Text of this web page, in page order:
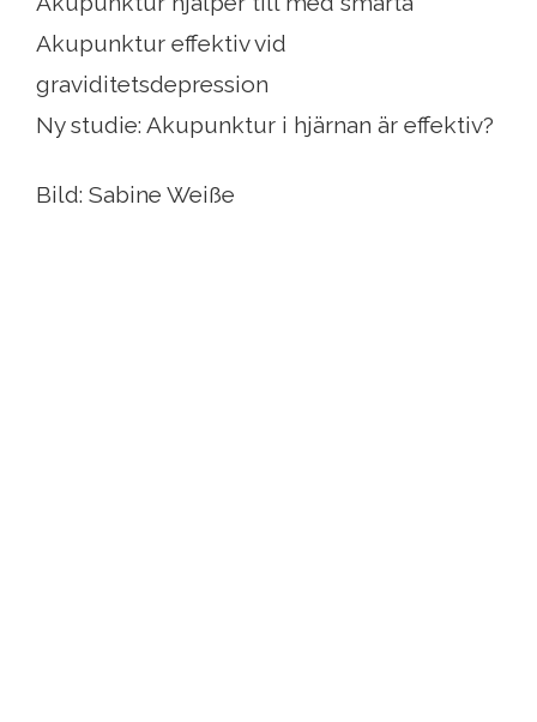
Akupunktur effektiv vid
graviditetsdepression
Ny studie: Akupunktur i hjärnan är effektiv?
Bild: Sabine Weiße